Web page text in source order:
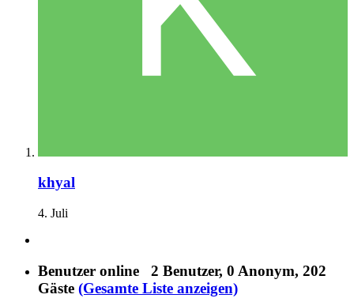
khyal
4. Juli
Benutzer online 2 Benutzer, 0 Anonym, 202
Gäste (Gesamte Liste anzeigen)